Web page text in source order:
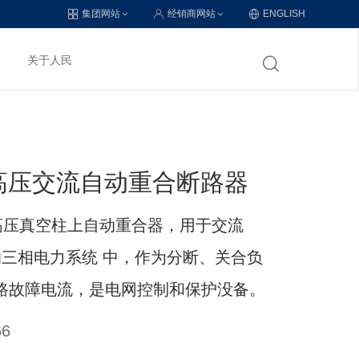
集团网站 经销商网站 ENGLISH
关于人民
交流自动重合断路器
真空柱上自动重合器，用于交流
相电力系统 中，作为分断、关合负
障电流，是电网控制和保护没备。